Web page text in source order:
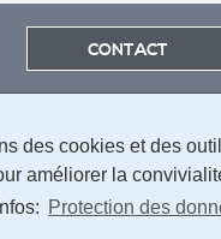
des cookies et des
améliorer la
Protection des
CONTACT